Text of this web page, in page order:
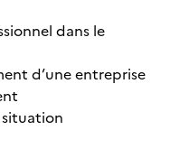
dans le
d’une entreprise